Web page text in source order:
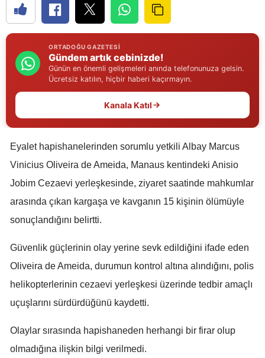
Edirne
Erzincan
Eskişehir
Gaziantep
Giresun
Hatay
Isparta
Mersin
ORTADOĞU GAZETESI
Gündem artık cebinizde!
Günün en önemli gelişmeleri anında telefonunuza gelsin.
Ücretsiz katılın, hiçbir haberi kaçırmayın.
Kanala Katıl
Eyalet hapishanelerinden sorumlu yetkili Albay Marcus
Vinicius Oliveira de Ameida, Manaus kentindeki Anisio
Jobim Cezaevi yerleşkesinde, ziyaret saatinde mahkumlar
arasında çıkan kargaşa ve kavganın 15 kişinin ölümüyle
sonuçlandığını belirtti.
Güvenlik güçlerinin olay yerine sevk edildiğini ifade eden
Oliveira de Ameida, durumun kontrol altına alındığını, polis
helikopterlerinin cezaevi yerleşkesi üzerinde tedbir amaçlı
uçuşlarını sürdürdüğünü kaydetti.
Olaylar sırasında hapishaneden herhangi bir firar olup
olmadığına ilişkin bilgi verilmedi.